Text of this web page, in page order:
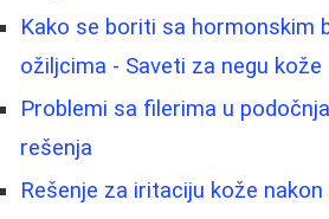
Kako se boriti sa hormonskim
ožiljcima - Saveti za negu kože
Problemi sa filerima u
rešenja
Rešenje za iritaciju kože